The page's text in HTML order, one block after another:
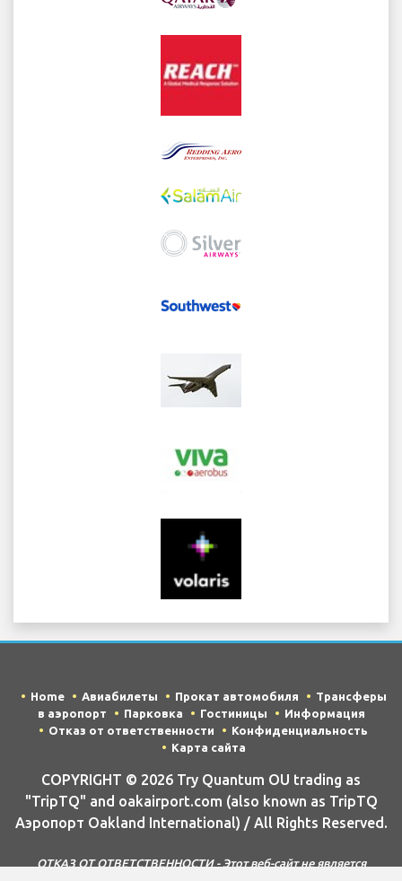
Home Авиабилеты Прокат автомобиля
Трансферы
в аэропорт
Парковка Гостиницы
Информация
Отказ от ответственности
Конфиденциальность
Карта сайта
COPYRIGHT © 2026 Try Quantum OU trading as
"TripTQ" and oakairport.com (also known as TripTQ
Аэропорт Oakland International) / All Rights Reserved.
ОТКАЗ ОТ ОТВЕТСТВЕННОСТИ - Этот веб-сайт не является